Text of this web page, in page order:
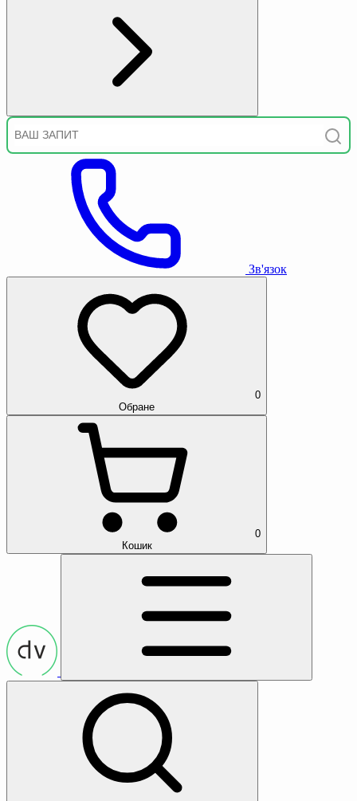
Зв'язок
0
Обране
0
Кошик